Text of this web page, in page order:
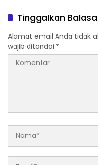
Tinggalkan
Alamat email Anda tidak
wajib ditandai *